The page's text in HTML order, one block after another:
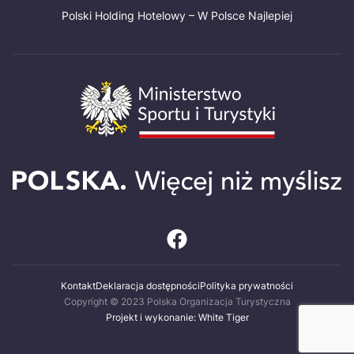
Polski Holding Hotelowy – W Polsce Najlepiej
KontaktDeklaracja dostępnościPolityka prywatności
Copyright © 2023 Polska Organizacja Turystyczna
Projekt i wykonanie: White Tiger